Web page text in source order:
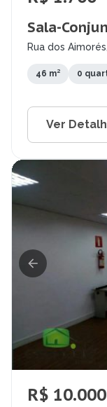
Sala-
Rua dos
46 m² 0
Ver
R$ 10.000